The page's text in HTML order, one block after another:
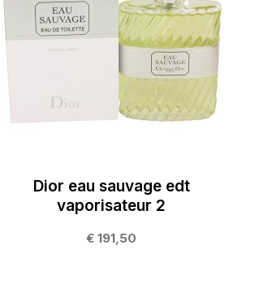
Dior eau sauvage edt
vaporisateur 2
€ 191,50